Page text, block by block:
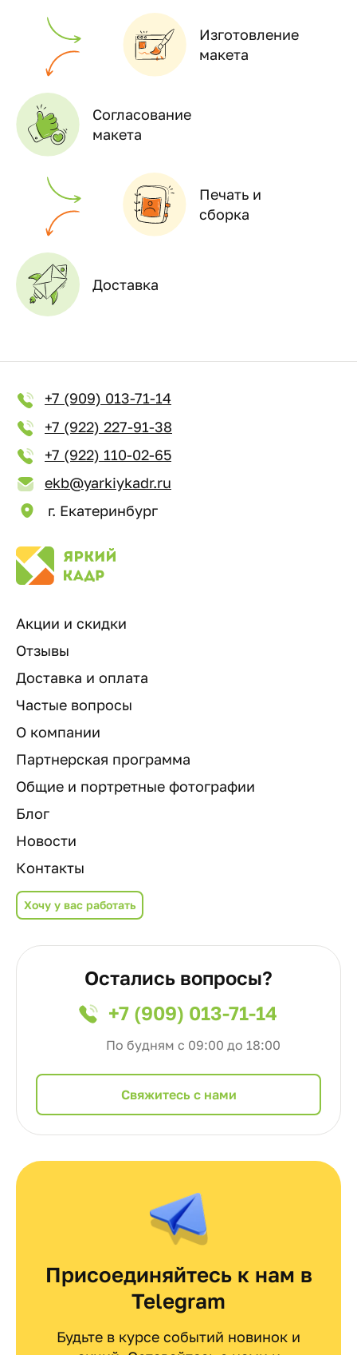
Изготовление
макета
Согласование
макета
Печать и
сборка
Доставка
+7 (909) 013-71-14
+7 (922) 227-91-38
+7 (922) 110-02-65
ekb@yarkiykadr.ru
г. Екатеринбург
Акции и скидки
Отзывы
Доставка и оплата
Частые вопросы
О компании
Партнерская программа
Общие и портретные фотографии
Блог
Новости
Контакты
Хочу у вас работать
Остались вопросы?
+7 (909) 013-71-14
По будням с 09:00 до 18:00
Cвяжитесь с нами
Присоединяйтесь к нам в
Telegram
Будьте в курсе событий новинок и